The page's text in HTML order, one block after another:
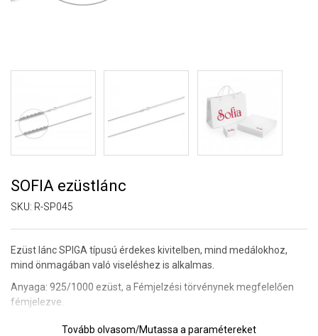
SOFIA ezüstlánc
SKU: R-SP045
Ezüst lánc SPIGA típusú érdekes kivitelben, mind medálokhoz,
mind önmagában való viseléshez is alkalmas.
Anyaga: 925/1000 ezüst, a Fémjelzési törvénynek megfelelően
fémjelezve.
A 40, 45 és 55 cm hosszúságú láncok egy + 5 cm-es hosszabbító
Tovább olvasom/Mutassa a paramétereket